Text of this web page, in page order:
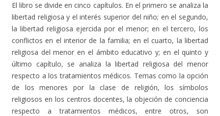
El libro se divide en cinco capítulos. En el primero se analiza la
libertad religiosa y el interés superior del niño; en el segundo,
la libertad religiosa ejercida por el menor; en el tercero, los
conflictos en el interior de la familia; en el cuarto, la libertad
religiosa del menor en el ámbito educativo y; en el quinto y
último capítulo, se analiza la libertad religiosa del menor
respecto a los tratamientos médicos. Temas como la opción
de los menores por la clase de religión, los símbolos
religiosos en los centros docentes, la objeción de conciencia
respecto a tratamientos médicos, entre otros, son